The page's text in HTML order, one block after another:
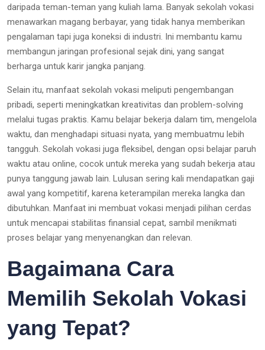
daripada teman-teman yang kuliah lama. Banyak sekolah vokasi
menawarkan magang berbayar, yang tidak hanya memberikan
pengalaman tapi juga koneksi di industri. Ini membantu kamu
membangun jaringan profesional sejak dini, yang sangat
berharga untuk karir jangka panjang.
Selain itu, manfaat sekolah vokasi meliputi pengembangan
pribadi, seperti meningkatkan kreativitas dan problem-solving
melalui tugas praktis. Kamu belajar bekerja dalam tim, mengelola
waktu, dan menghadapi situasi nyata, yang membuatmu lebih
tangguh. Sekolah vokasi juga fleksibel, dengan opsi belajar paruh
waktu atau online, cocok untuk mereka yang sudah bekerja atau
punya tanggung jawab lain. Lulusan sering kali mendapatkan gaji
awal yang kompetitif, karena keterampilan mereka langka dan
dibutuhkan. Manfaat ini membuat vokasi menjadi pilihan cerdas
untuk mencapai stabilitas finansial cepat, sambil menikmati
proses belajar yang menyenangkan dan relevan.
Bagaimana Cara
Memilih Sekolah Vokasi
yang Tepat?